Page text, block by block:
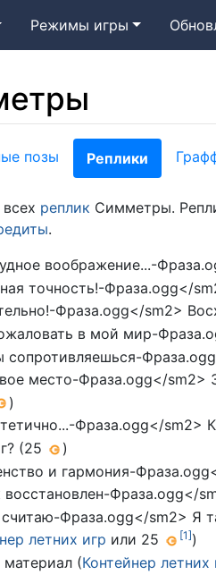
Режимы игры
позы Реплики
реплик Симметры.
.
воображение...-
точность!-Фраза.ogg</
Фраза.ogg</sm2>
в мой мир-
место-Фраза.ogg</sm2>
)
Фраза.ogg</sm2>
(25
)
и гармония-
Фраза.ogg</
Фраза.ogg</sm2> Я
летних игр или 25 [1])
(Контейнер летних